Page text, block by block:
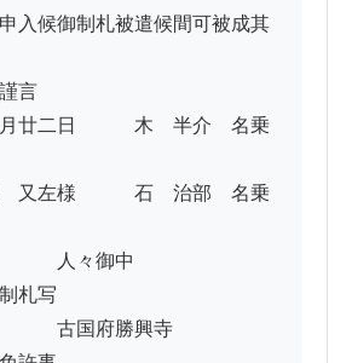
入候御制札被遣候間可被成其
言
　　　木　半介　名乗
　　　石　治部　名乗
御中
札写
　　古国府勝興寺